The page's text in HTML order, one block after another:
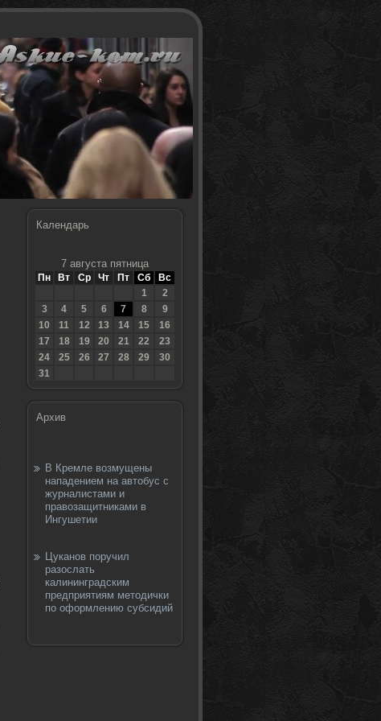
Календарь
7 августа пятница
Пн Вт Ср Чт Пт Сб
Вс
1
2
3
4 5 6 7 8
9
10
11 12 13 14 15
16
17
18 19 20 21 22
23
24
25 26 27 28 29
30
31
Архив
В Кремле возмущены
нападением на автобус с
журналистами и
правозащитниками в
Ингушетии
Цуканов поручил
разослать
калининградским
предприятиям методички
по оформлению субсидий